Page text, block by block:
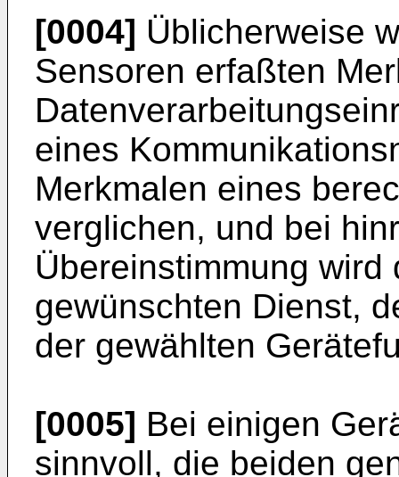
[0004] Üblicherweise
Sensoren erfaßten
eines
Merkmalen eines
verglichen, und bei
Übereinstimmung
gewünschten Dienst,
der gewählten
[0005] Bei einigen
sinnvoll, die beiden